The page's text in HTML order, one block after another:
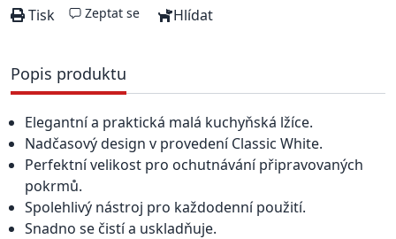
Tisk Zeptat se Hlídat
Popis produktu
Elegantní a praktická malá kuchyňská lžíce.
Nadčasový design v provedení Classic White.
Perfektní velikost pro ochutnávání připravovaných
pokrmů.
Spolehlivý nástroj pro každodenní použití.
Snadno se čistí a uskladňuje.